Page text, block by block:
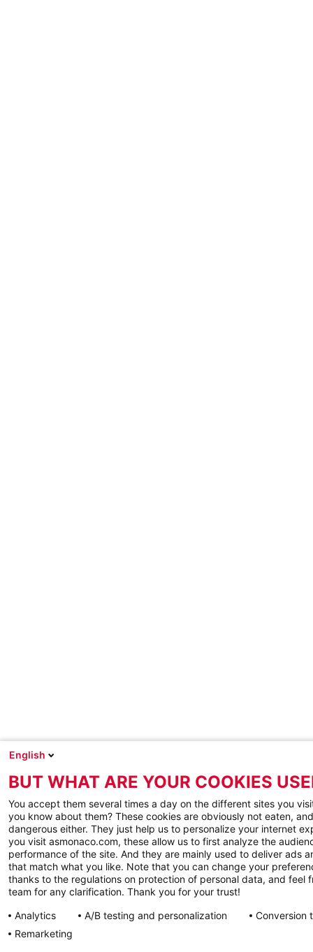
English
BUT WHAT ARE YOUR COOKIES
You accept them several times a day on the different sites you
you know about them? These cookies are obviously not eaten,
dangerous either. They just help us to personalize your internet
you visit asmonaco.com, these allow us to first analyze the
performance of the site. And they are mainly used to deliver ads
that match what you like. Note that you can change your
thanks to the regulations on protection of personal data, and feel
team for any clarification. Thank you for your trust!
Analytics
A/B testing and personalization
Conversion
Remarketing